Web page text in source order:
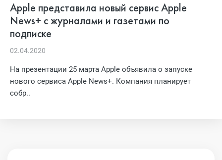
Apple представила новый сервис Apple
News+ с журналами и газетами по
подписке
02.04.2020
На презентации 25 марта Apple объявила о запуске
нового сервиса Apple News+. Компания планирует
собр..